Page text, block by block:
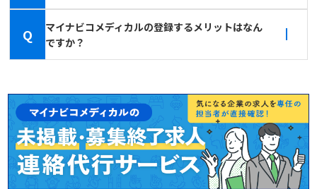
Q
マイナビコメディカルの登録するメリットはなん
ですか？